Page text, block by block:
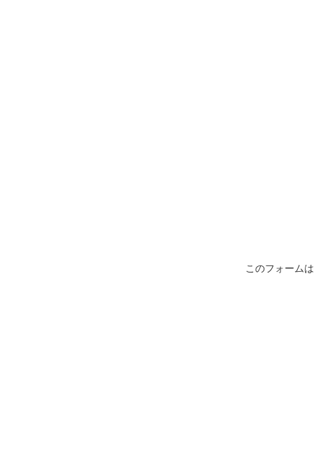
このフォーム